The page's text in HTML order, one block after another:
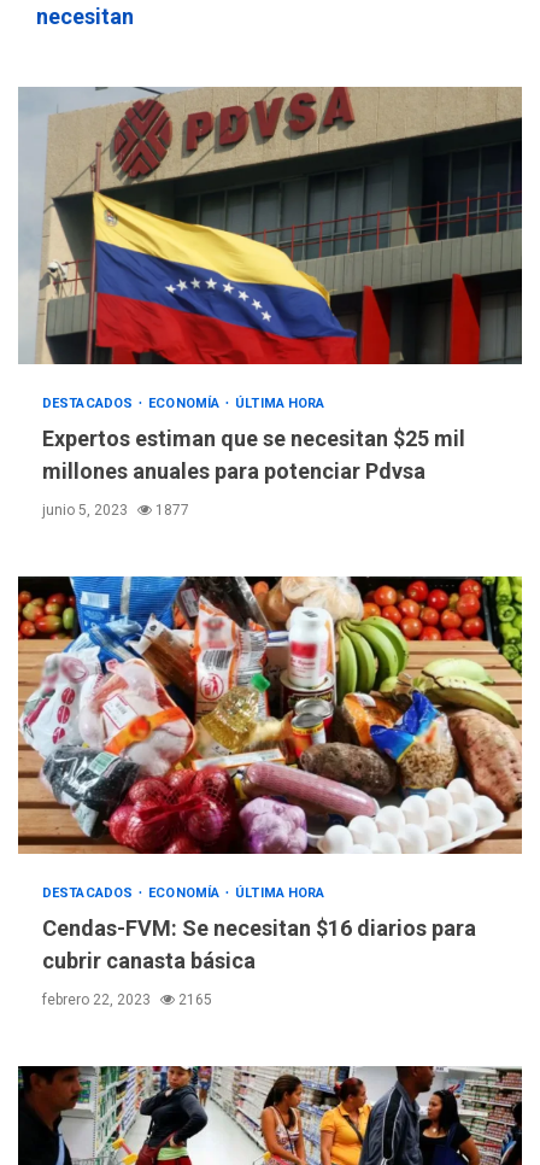
necesitan
DESTACADOS ECONOMÍA ÚLTIMA HORA
Expertos estiman que se necesitan $25 mil
millones anuales para potenciar Pdvsa
junio 5, 2023 1877
DESTACADOS ECONOMÍA ÚLTIMA HORA
Cendas-FVM: Se necesitan $16 diarios para
cubrir canasta básica
febrero 22, 2023 2165
3
REGIONALES ÚLTIMA HORA
Libro de Guadalupe Burelli
eleva sus velas en
4
Margarita será sede de
Programa “Cuidadores 360”
para aprender a atender
adultos mayores